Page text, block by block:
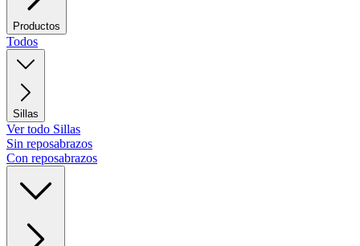
Productos
Todos
Sillas
Ver todo Sillas
Sin reposabrazos
Con reposabrazos